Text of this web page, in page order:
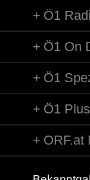
Ö1
Ö1 On
Ö1
Ö1 Plus
ORF.at